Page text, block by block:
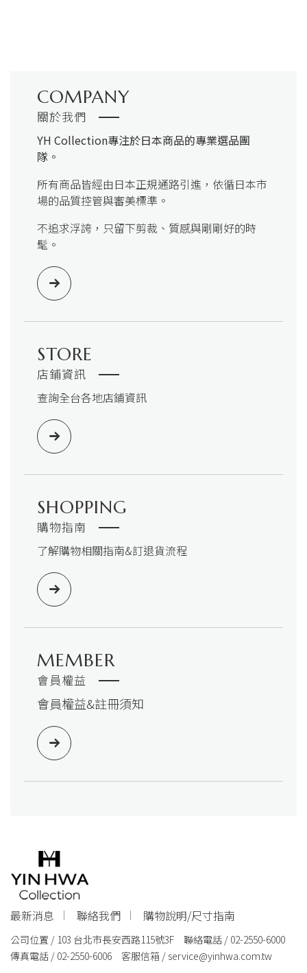
COMPANY
關於我們
YH Collection專注於日本商品的專業選品團
隊。
所有商品皆經由日本正規通路引進，依循日本市
場的品質控管與審美標準。
不追求浮誇，只留下剪裁、質感與剛剛好的時
髦。
STORE
店鋪資訊
查詢全台各地店鋪資訊
SHOPPING
購物指南
了解購物相關指南&訂退貨流程
MEMBER
會員權益
會員權益&註冊須知
最新消息 聯絡我們 購物說明/尺寸指南
公司位置 / 103 台北市長安西路115號3F 聯絡電話 / 02-2550-6000
傳真電話 / 02-2550-6006 客服信箱 / service@yinhwa.com.tw